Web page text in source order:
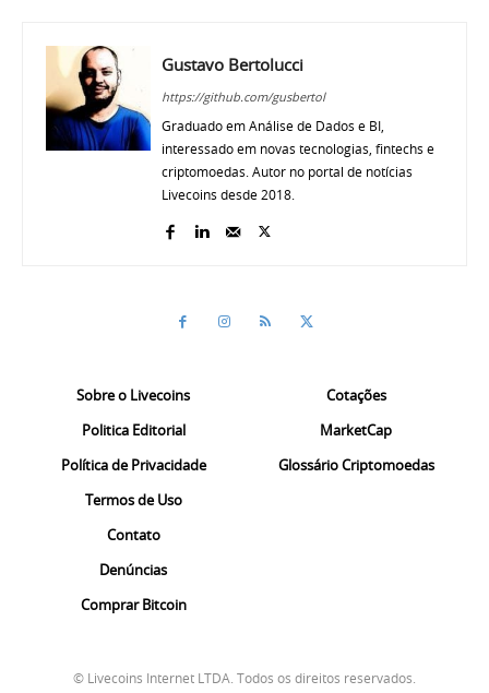
Gustavo Bertolucci
https://github.com/gusbertol
Graduado em Análise de Dados e BI,
interessado em novas tecnologias, fintechs e
criptomoedas. Autor no portal de notícias
Livecoins desde 2018.
Sobre o Livecoins
Politica Editorial
Política de Privacidade
Termos de Uso
Contato
Denúncias
Comprar Bitcoin
Cotações
MarketCap
Glossário Criptomoedas
© Livecoins Internet LTDA. Todos os direitos reservados.